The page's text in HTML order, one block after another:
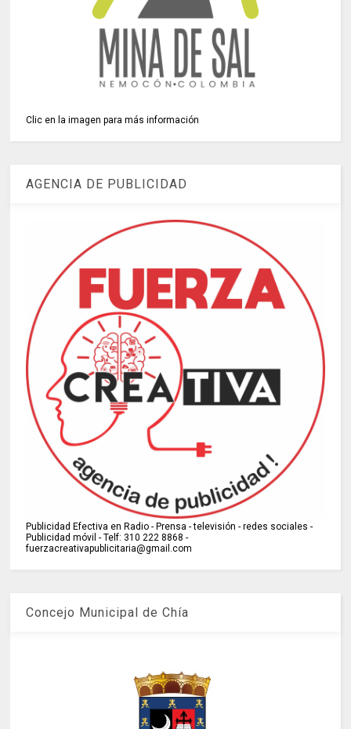
Clic en la imagen para más información
AGENCIA DE PUBLICIDAD
Publicidad Efectiva en Radio - Prensa - televisión - redes sociales -
Publicidad móvil - Telf: 310 222 8868 -
fuerzacreativapublicitaria@gmail.com
Concejo Municipal de Chía